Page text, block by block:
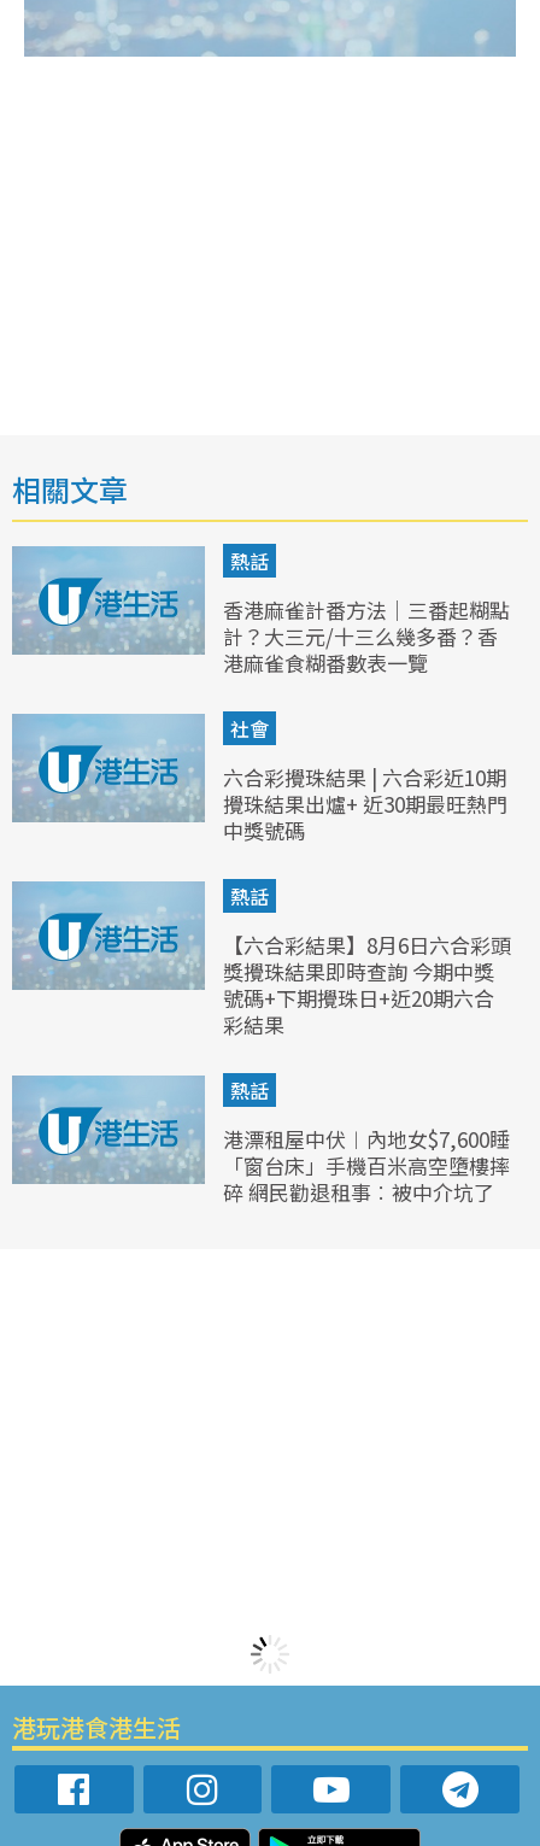
相關文章
熱話
香港麻雀計番方法｜三番起糊點
計？大三元/十三么幾多番？香
港麻雀食糊番數表一覽
社會
六合彩攪珠結果 | 六合彩近10期
攪珠結果出爐+ 近30期最旺熱門
中獎號碼
熱話
【六合彩結果】8月6日六合彩頭
獎攪珠結果即時查詢 今期中獎
號碼+下期攪珠日+近20期六合
彩結果
熱話
港漂租屋中伏︱內地女$7,600睡
「窗台床」手機百米高空墮樓摔
碎 網民勸退租事︰被中介坑了
港玩港食港生活